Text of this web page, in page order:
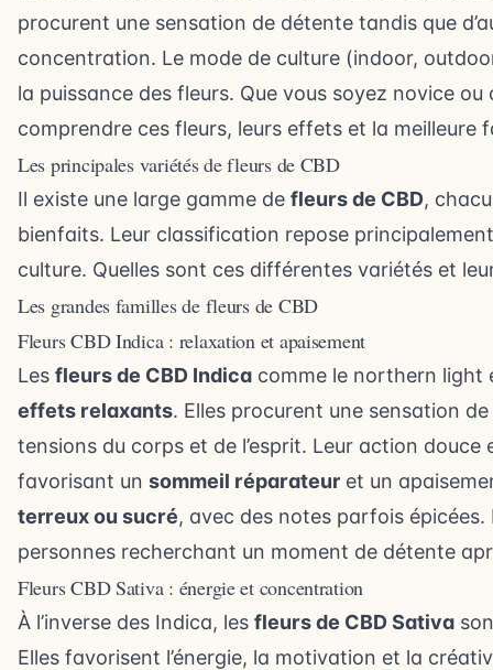
procurent une sensation de détente tandis que
concentration. Le mode de culture (indoor,
la puissance des fleurs. Que vous soyez novice
comprendre ces fleurs, leurs effets et la meilleure
Les principales variétés de fleurs de CBD
Il existe une large gamme de fleurs de CBD,
bienfaits. Leur classification repose
culture. Quelles sont ces différentes variétés et
Les grandes familles de fleurs de CBD
Fleurs CBD Indica : relaxation et apaisement
Les fleurs de CBD Indica comme le northern light
effets relaxants. Elles procurent une sensation
tensions du corps et de l’esprit. Leur action
favorisant un sommeil réparateur et un
terreux ou sucré, avec des notes parfois
personnes recherchant un moment de détente
Fleurs CBD Sativa : énergie et concentration
À l’inverse des Indica, les fleurs de CBD Sativa
Elles favorisent l’énergie, la motivation et la